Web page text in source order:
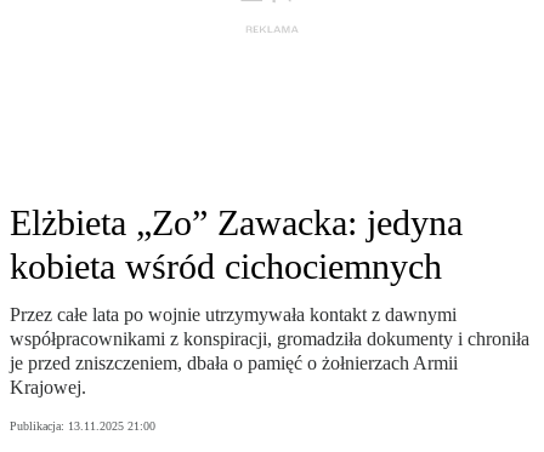
Elżbieta „Zo” Zawacka: jedyna
kobieta wśród cichociemnych
Przez całe lata po wojnie utrzymywała kontakt z dawnymi
współpracownikami z konspiracji, gromadziła dokumenty i chroniła
je przed zniszczeniem, dbała o pamięć o żołnierzach Armii
Krajowej.
Publikacja: 13.11.2025 21:00